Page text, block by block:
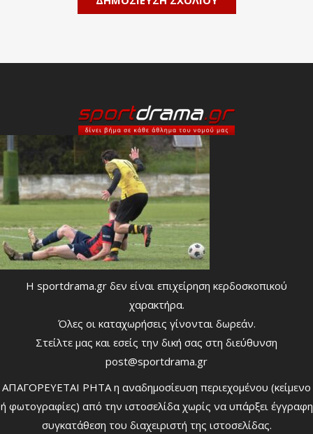
Η sportdrama.gr δεν είναι επιχείρηση κερδοσκοπικού
χαρακτήρα.
Όλες οι καταχωρήσεις γίνονται δωρεάν.
Στείλτε μας και εσείς την δική σας στη διεύθυνση
post@sportdrama.gr
ΑΠΑΓΟΡΕΥΕΤΑΙ ΡΗΤΑ η αναδημοσίευση περιεχομένου (κείμενο
ή φωτογραφίες) από την ιστοσελίδα χωρίς να υπάρξει έγγραφη
συγκατάθεση του διαχειριστή της ιστοσελίδας.